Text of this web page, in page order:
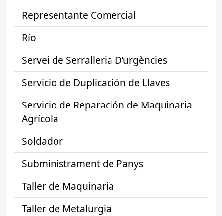
Representante Comercial
Río
Servei de Serralleria D’urgències
Servicio de Duplicación de Llaves
Servicio de Reparación de Maquinaria
Agrícola
Soldador
Subministrament de Panys
Taller de Maquinaria
Taller de Metalurgia